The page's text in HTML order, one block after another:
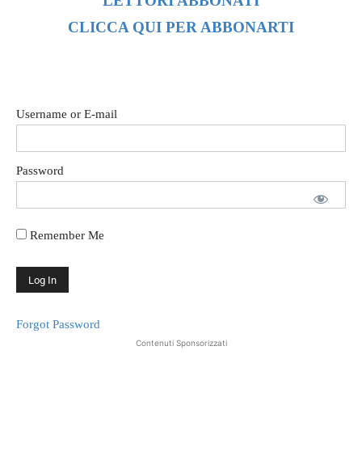
CLICCA QUI PER ABBONARTI
Username or E-mail
Password
Remember Me
Forgot Password
Contenuti Sponsorizzati